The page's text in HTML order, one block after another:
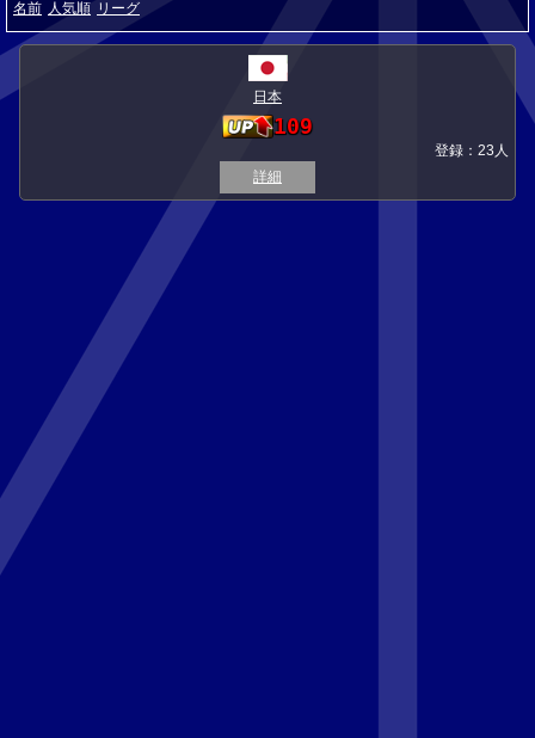
名前 人気順 リーグ
日本
109
登録：23人
詳細